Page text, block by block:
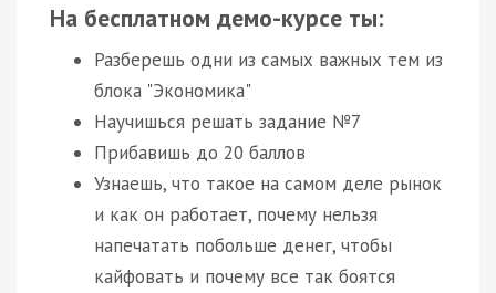
На бесплатном демо-курсе ты:
Разберешь одни из самых важных тем из
блока "Экономика"
Научишься решать задание №7
Прибавишь до 20 баллов
Узнаешь, что такое на самом деле рынок
и как он работает, почему нельзя
напечатать побольше денег, чтобы
кайфовать и почему все так боятся